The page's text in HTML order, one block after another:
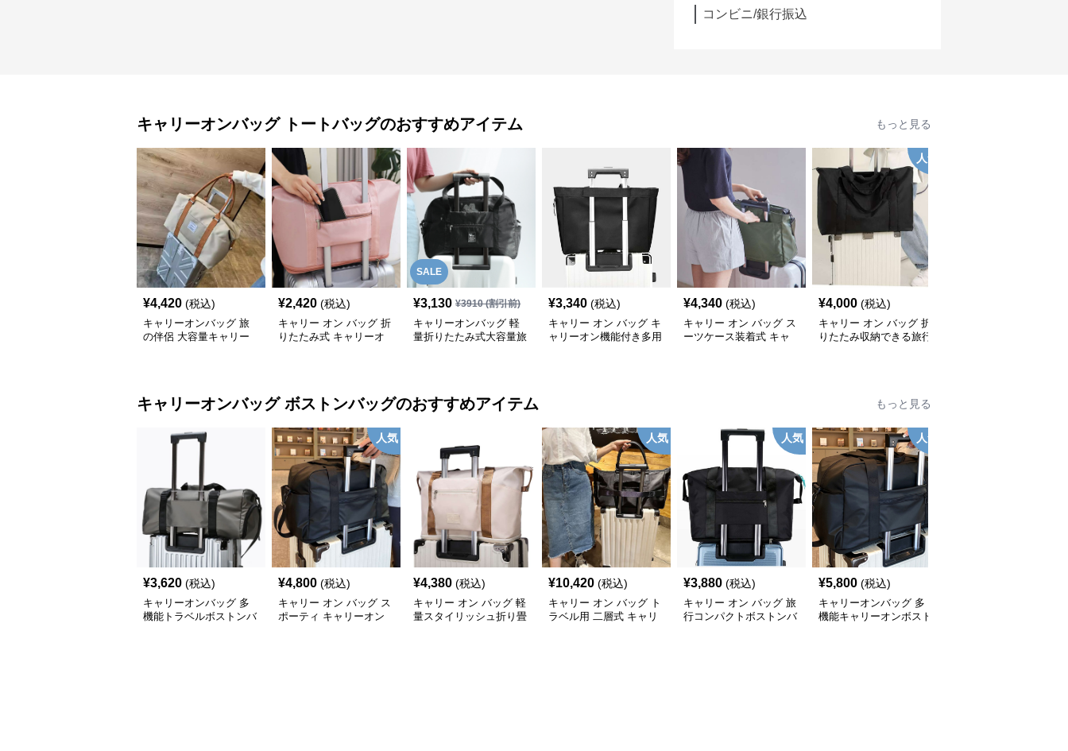
コンビニ/銀行振込
キャリーオンバッグ トートバッグのおすすめアイテム もっと見る
¥4,420 (税込)
キャリーオンバッグ 旅
の伴侶 大容量キャリー
¥2,420 (税込)
キャリー オン バッグ 折
りたたみ式 キャリーオ
SALE
¥3,130 ¥3910(割引前)
キャリーオンバッグ 軽
量折りたたみ式大容量旅
¥3,340 (税込)
キャリー オン バッグ キ
ャリーオン機能付き多用
¥4,340 (税込)
キャリー オン バッグ ス
ーツケース装着式 キャ
人気
¥4,000 (税込)
キャリー オン バッグ 折
りたたみ収納できる旅行
キャリーオンバッグ ボストンバッグのおすすめアイテム もっと見る
¥3,620 (税込)
キャリーオンバッグ 多
機能トラベルボストンバ
人気
¥4,800 (税込)
キャリー オン バッグ ス
ポーティ キャリーオン
¥4,380 (税込)
キャリー オン バッグ 軽
量スタイリッシュ折り畳
人気
¥10,420 (税込)
キャリー オン バッグ ト
ラベル用 二層式 キャリ
人気
¥3,880 (税込)
キャリー オン バッグ 旅
行コンパクトボストンバ
人気
¥5,800 (税込)
キャリーオンバッグ 多
機能キャリーオンボスト